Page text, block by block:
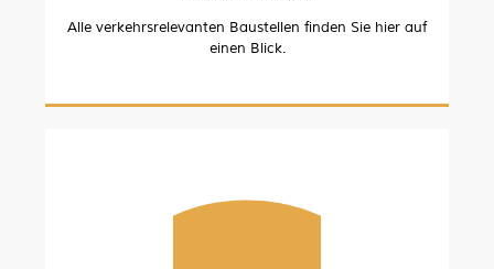
Alle verkehrsrelevanten Baustellen finden Sie hier auf
einen Blick.